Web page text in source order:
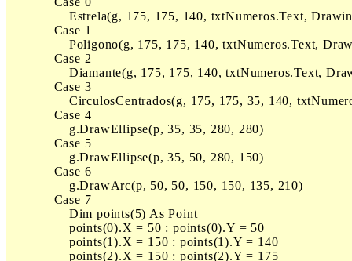
Estrela(g, 175, 175, 140, txtNumeros.Text,
            Case 1
Poligono(g, 175, 175, 140, txtNumeros.Text,
            Case 2
Diamante(g, 175, 175, 140, txtNumeros.Text,
            Case 3
CirculosCentrados(g, 175, 175, 35, 140,
            Case 4
                g.DrawEllipse(p, 35, 35, 280, 280)
            Case 5
                g.DrawEllipse(p, 35, 50, 280, 150)
            Case 6
                g.DrawArc(p, 50, 50, 150, 150, 135, 210)
            Case 7
                Dim points(5) As Point
                points(0).X = 50 : points(0).Y = 50
                points(1).X = 150 : points(1).Y = 140
                points(2).X = 150 : points(2).Y = 175